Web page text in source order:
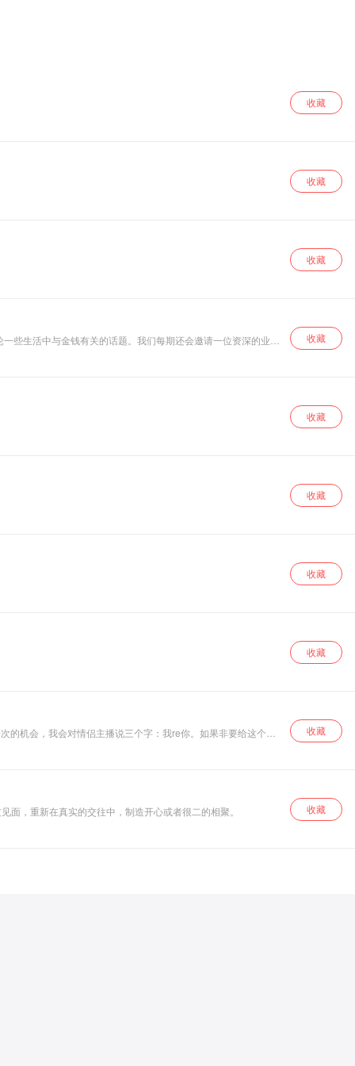
收藏
收藏
收藏
些生活中与金钱有关的话题。我们每期还会邀请一位资深的业内 收藏
收藏
收藏
收藏
收藏
机会，我会对情侣主播说三个字：我re你。如果非要给这个评 收藏
，重新在真实的交往中，制造开心或者很二的相聚。 收藏